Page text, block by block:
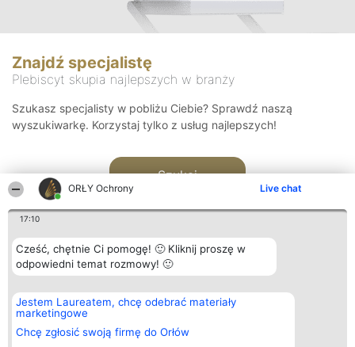
ORŁY Ochrony Live chat
17:10
Cześć, chętnie Ci pomogę! 🙂 Kliknij proszę w
odpowiedni temat rozmowy! 🙂
Jestem Laureatem, chcę odebrać materiały
marketingowe
Chcę zgłosić swoją firmę do Orłów
Znajdź specjalistę
Plebiscyt skupia najlepszych w branży
Szukasz specjalisty w pobliżu Ciebie? Sprawdź naszą
wyszukiwarkę. Korzystaj tylko z usług najlepszych!
Szukaj
Organizator plebiscytu
Bright Side Solutions sp. z o.
o. sp. k.
ul. Ruska 22
Wrocław 50-079
Plebiscyt
Laureaci
wszystkich
Laureatów
Kontakt
Kontakt